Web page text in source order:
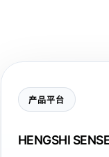
产品平台
HENGSHI